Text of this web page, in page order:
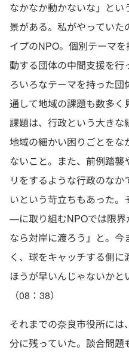
なかなか動かないな」と
景がある。私がやっていた
イプのNPO。個別テーマ
動する団体の中間支援を行
ろいろなテーマを持った
通して地域の課題も数多く
課題は、行政という大きな
地域の細かい困りごとをな
ないこと。また、前例踏襲
リをするような行政のな
いという苛立ちもあった
—に取り組むNPOでは限界
なら対岸に渡ろう」と。
く、球をキャッチする側
ほうが早いんじゃないかと
（08：38）
それまでの奈良市役所に
分に残っていた。談合問